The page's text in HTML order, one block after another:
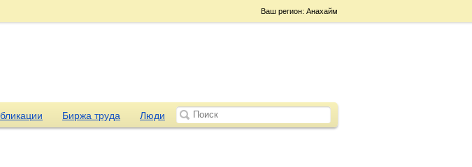
Ваш регион: Анахайм
Биржа труда Люди